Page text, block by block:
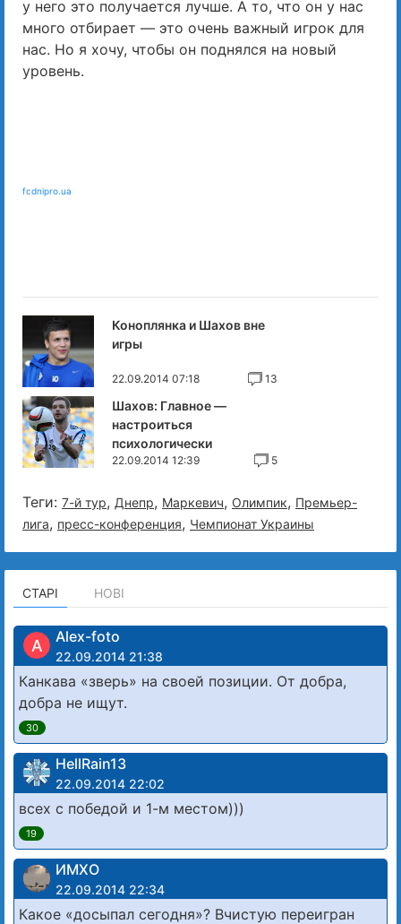
у него это получается лучше. А то, что он у нас
много отбирает — это очень важный игрок для
нас. Но я хочу, чтобы он поднялся на новый
уровень.
fcdnipro.ua
Коноплянка и Шахов вне
игры
22.09.2014 07:18 13
Шахов: Главное —
настроиться
психологически
22.09.2014 12:39 5
Теги: 7-й тур, Днепр, Маркевич, Олимпик, Премьер-
лига, пресс-конференция, Чемпионат Украины
СТАРІ НОВІ
A Alex-foto
22.09.2014 21:38
Канкава «зверь» на своей позиции. От добра,
добра не ищут.
30
HellRain13
22.09.2014 22:02
всех с победой и 1-м местом)))
19
ИМХО
22.09.2014 22:34
Какое «досыпал сегодня»? Вчистую переигран